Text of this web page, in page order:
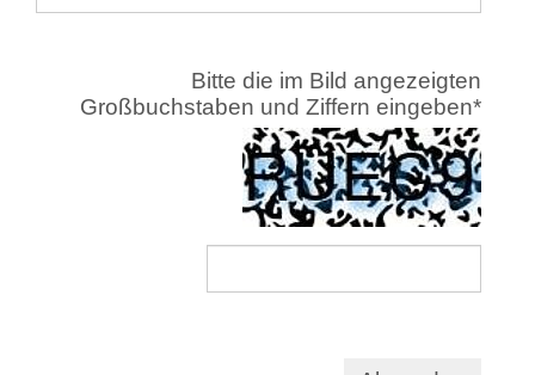
Bitte die im Bild angezeigten
Großbuchstaben und Ziffern eingeben*